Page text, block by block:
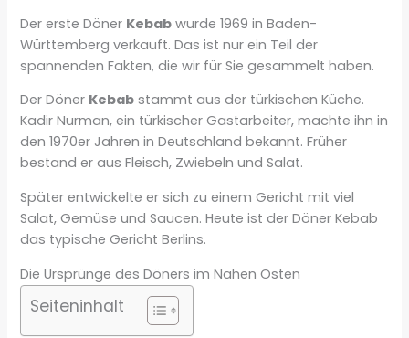
Der erste Döner Kebab wurde 1969 in Baden-
Württemberg verkauft. Das ist nur ein Teil der
spannenden Fakten, die wir für Sie gesammelt haben.
Der Döner Kebab stammt aus der türkischen Küche.
Kadir Nurman, ein türkischer Gastarbeiter, machte ihn in
den 1970er Jahren in Deutschland bekannt. Früher
bestand er aus Fleisch, Zwiebeln und Salat.
Später entwickelte er sich zu einem Gericht mit viel
Salat, Gemüse und Saucen. Heute ist der Döner Kebab
das typische Gericht Berlins.
Die Ursprünge des Döners im Nahen Osten
Seiteninhalt